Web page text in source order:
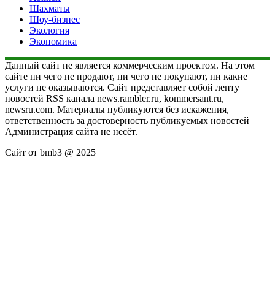
Шахматы
Шоу-бизнес
Экология
Экономика
Данный сайт не является коммерческим проектом. На этом
сайте ни чего не продают, ни чего не покупают, ни какие
услуги не оказываются. Сайт представляет собой ленту
новостей RSS канала news.rambler.ru, kommersant.ru,
newsru.com. Материалы публикуются без искажения,
ответственность за достоверность публикуемых новостей
Администрация сайта не несёт.
Сайт от bmb3 @ 2025